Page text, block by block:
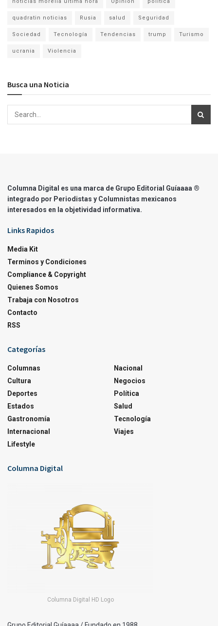
noticias morelia ultima hora Opinion politica
quadratin noticias Rusia salud Seguridad
Sociedad Tecnología Tendencias trump Turismo
ucrania Violencia
Busca una Noticia
Columna Digital es una marca de Grupo Editorial Guíaaaa ®
integrado por Periodistas y Columnistas mexicanos
interesados en la objetividad informativa.
Links Rapidos
Media Kit
Terminos y Condiciones
Compliance & Copyright
Quienes Somos
Trabaja con Nosotros
Contacto
RSS
Categorías
Columnas
Cultura
Deportes
Estados
Gastronomía
Internacional
Lifestyle
Nacional
Negocios
Política
Salud
Tecnología
Viajes
Columna Digital
Columna Digital HD Logo